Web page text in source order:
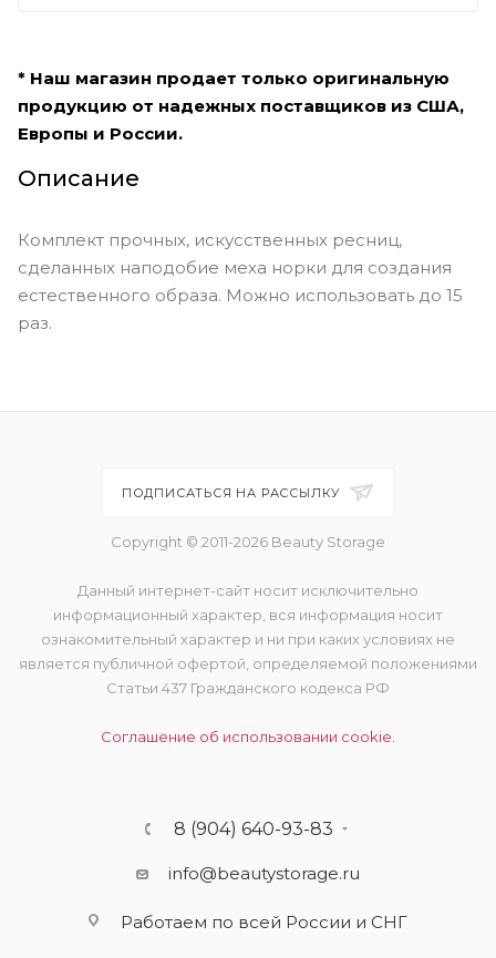
* Наш магазин продает только оригинальную
продукцию от надежных поставщиков из США,
Европы и России.
Описание
Комплект прочных, искусственных ресниц,
сделанных наподобие меха норки для создания
естественного образа. Можно использовать до 15
раз.
ПОДПИСАТЬСЯ НА РАССЫЛКУ
Copyright © 2011-2026 Beauty Storage
Данный интернет-сайт носит исключительно
информационный характер, вся информация носит
ознакомительный характер и ни при каких условиях не
является публичной офертой, определяемой положениями
Статьи 437 Гражданского кодекса РФ
Соглашение об использовании cookie.
8 (904) 640-93-83
info@beautystorage.ru
Работаем по всей России и СНГ